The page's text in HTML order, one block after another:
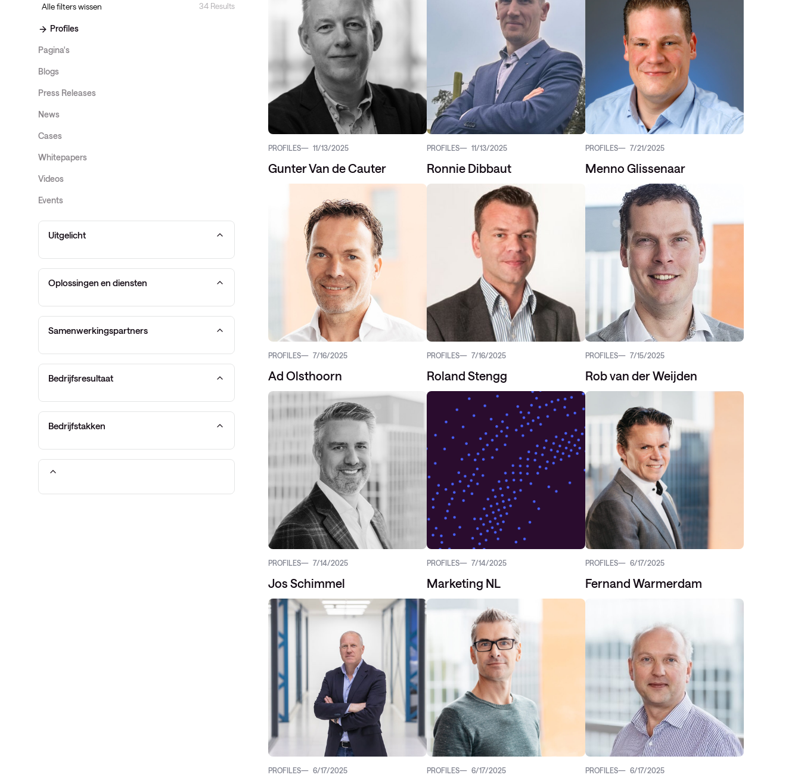
34 Results
Alle filters wissen
Profiles
Pagina's
Blogs
Press Releases
News
Cases
Whitepapers
Videos
Events
Uitgelicht
Oplossingen en diensten
Samenwerkingspartners
Bedrijfsresultaat
Bedrijfstakken
PROFILES 11/13/2025
Gunter Van de Cauter
PROFILES 11/13/2025
Ronnie Dibbaut
PROFILES 7/21/2025
Menno Glissenaar
PROFILES 7/16/2025
Ad Olsthoorn
PROFILES 7/16/2025
Roland Stengg
PROFILES 7/15/2025
Rob van der Weijden
PROFILES 7/14/2025
Jos Schimmel
PROFILES 7/14/2025
Marketing NL
PROFILES 6/17/2025
Fernand Warmerdam
PROFILES 6/17/2025 PROFILES 6/17/2025 PROFILES 6/17/2025